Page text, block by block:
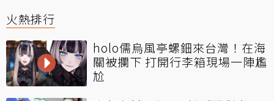
火熱排行
holo儒烏風亭螺鈿來台灣！在海
關被攔下 打開行李箱現場一陣尷
尬